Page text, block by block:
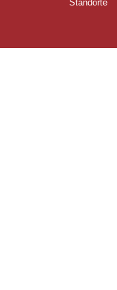
Standorte